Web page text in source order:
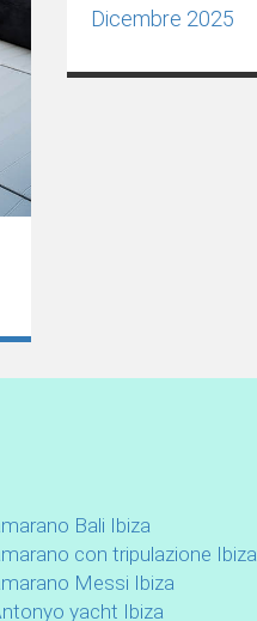
Dicembre 2025
Bali Ibiza
con tripulazione Ibiza
Messi Ibiza
yacht Ibiza